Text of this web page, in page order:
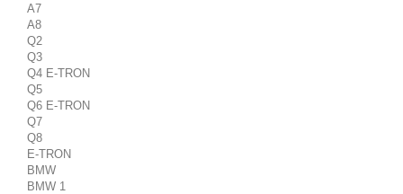
A7
A8
Q2
Q3
Q4 E-TRON
Q5
Q6 E-TRON
Q7
Q8
E-TRON
BMW
BMW 1